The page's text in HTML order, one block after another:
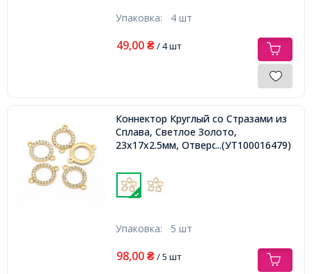
Упаковка: 4 шт
49,00 ₴/ 4 шт
Коннектор Круглый со Стразами из
Сплава, Светлое Золото,
23х17х2.5мм, Отверстие 1мм,
...(УТ100016479)
Упаковка: 5 шт
98,00 ₴/ 5 шт